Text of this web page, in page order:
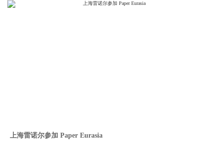
上海雷诺尔参加 Paper Eurasia